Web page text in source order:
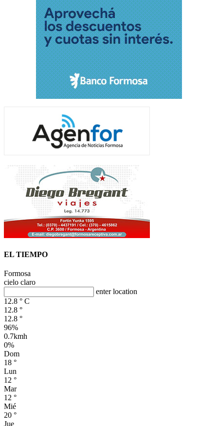
EL TIEMPO
Formosa
cielo claro
enter location
12.8 ° C
12.8 °
12.8 °
96%
0.7kmh
0%
Dom
18 °
Lun
12 °
Mar
12 °
Mié
20 °
Jue